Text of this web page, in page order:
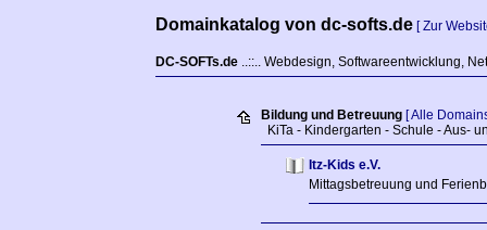
Domainkatalog von dc-softs.de [ Zur
DC-SOFTs.de ..::.. Webdesign, Softwareentwicklung,
Bildung und Betreuung [ Alle
KiTa - Kindergarten - Schule - Aus-
Itz-Kids e.V.
Mittagsbetreuung und